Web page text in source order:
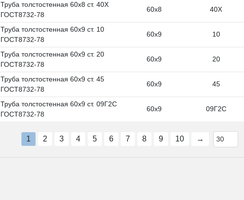
Труба толстостенная 60х8 ст. 40Х
ГОСТ8732-78
60х8 40Х
Труба толстостенная 60х9 ст. 10
ГОСТ8732-78
60х9 10
Труба толстостенная 60х9 ст. 20
ГОСТ8732-78
60х9 20
Труба толстостенная 60х9 ст. 45
ГОСТ8732-78
60х9 45
Труба толстостенная 60х9 ст. 09Г2С
ГОСТ8732-78
60х9 09Г2С
1 2 3 4 5 6 7 8 9 10 →